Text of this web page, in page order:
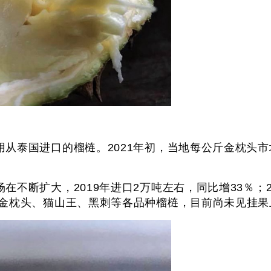
泰国进口的榴梿。2021年初，当地每公斤金枕头
不断扩大，2019年进口2万吨左右，同比增33％
枕头、猫山王、黑刺等各品种榴梿，目前尚未见